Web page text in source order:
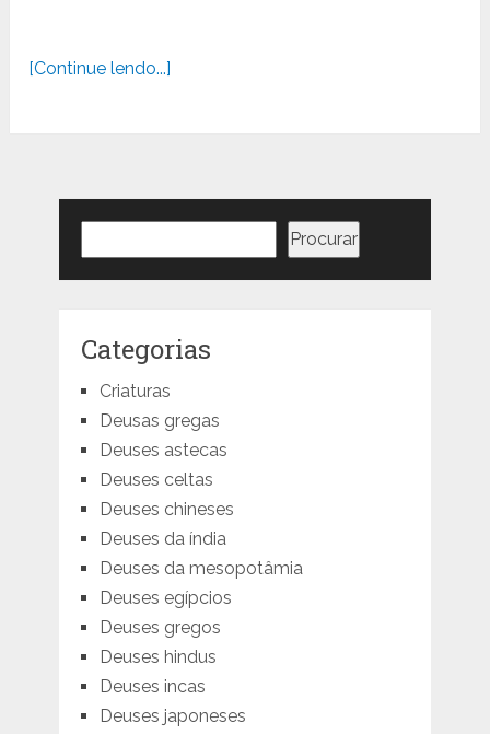
[Continue lendo...]
Procurar
Categorias
Criaturas
Deusas gregas
Deuses astecas
Deuses celtas
Deuses chineses
Deuses da índia
Deuses da mesopotâmia
Deuses egípcios
Deuses gregos
Deuses hindus
Deuses incas
Deuses japoneses